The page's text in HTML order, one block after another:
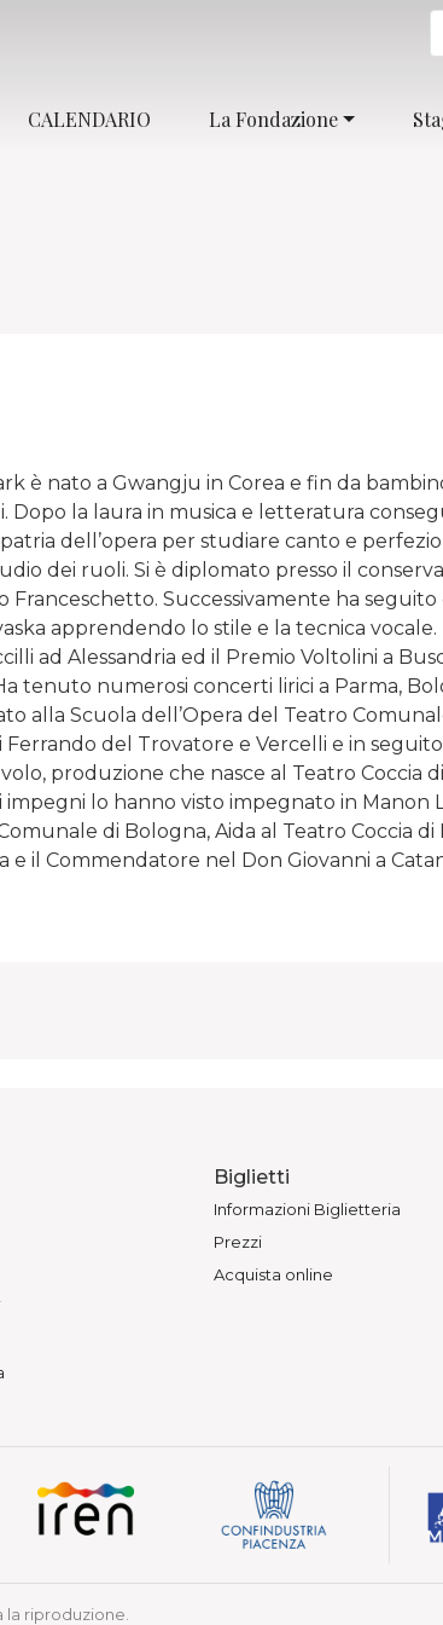
CALENDARIO La Fondazione
è nato a Gwangju in Corea e fin da
Dopo la laura in musica e letteratura
dell’opera per studiare canto e
dei ruoli. Si è diplomato presso il
Franceschetto. Successivamente ha seguito
apprendendo lo stile e la tecnica
ad Alessandria ed il Premio Voltolini a
tenuto numerosi concerti lirici a Parma,
alla Scuola dell’Opera del Teatro
Ferrando del Trovatore e Vercelli e in
produzione che nasce al Teatro Coccia
impegni lo hanno visto impegnato in Manon
di Bologna, Aida al Teatro Coccia di
e il Commendatore nel Don Giovanni a
Biglietti
Informazioni Biglietteria
Prezzi
Acquista online
riproduzione.